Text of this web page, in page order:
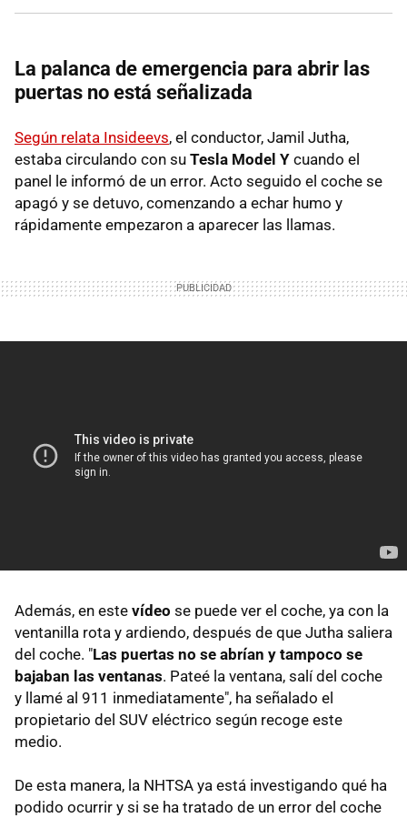
La palanca de emergencia para abrir las
puertas no está señalizada
Según relata Insideevs, el conductor, Jamil Jutha,
estaba circulando con su Tesla Model Y cuando el
panel le informó de un error. Acto seguido el coche se
apagó y se detuvo, comenzando a echar humo y
rápidamente empezaron a aparecer las llamas.
Además, en este vídeo se puede ver el coche, ya con la
ventanilla rota y ardiendo, después de que Jutha saliera
del coche. "Las puertas no se abrían y tampoco se
bajaban las ventanas. Pateé la ventana, salí del coche
y llamé al 911 inmediatamente", ha señalado el
propietario del SUV eléctrico según recoge este
medio.
De esta manera, la NHTSA ya está investigando qué ha
podido ocurrir y si se ha tratado de un error del coche